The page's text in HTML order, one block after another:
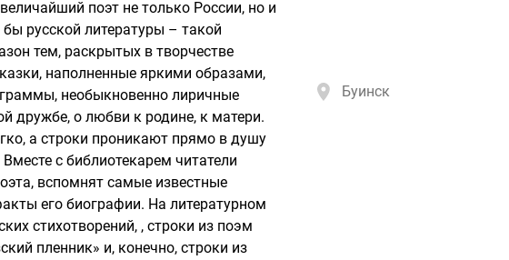
поэт не только России, но и
русской литературы – такой
тем, раскрытых в творчестве
наполненные яркими образами,
необыкновенно лиричные
дружбе, о любви к родине, к матери.
а строки проникают прямо в душу
с библиотекарем читатели
вспомнят самые известные
его биографии. На литературном
стихотворений, , строки из поэм
пленник» и, конечно, строки из
Буинск